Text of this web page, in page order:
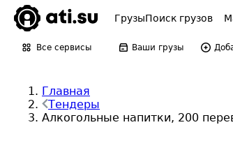
ГрузыПоиск грузов
Все сервисы Ваши грузы
Главная
Тендеры
Алкогольные напитки, 200